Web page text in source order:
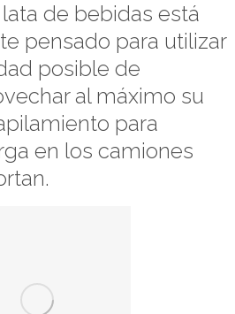
de bebidas está
pensado para utilizar
posible de
al máximo su
para
en los camiones